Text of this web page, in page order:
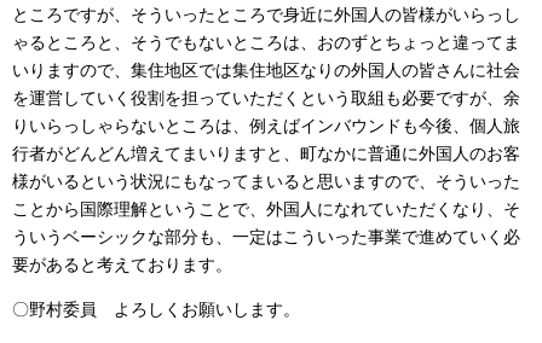
ところですが、そういったところで身近に外国人の皆様がいらっし
ゃるところと、そうでもないところは、おのずとちょっと違ってま
いりますので、集住地区では集住地区なりの外国人の皆さんに社会
を運営していく役割を担っていただくという取組も必要ですが、余
りいらっしゃらないところは、例えばインバウンドも今後、個人旅
行者がどんどん増えてまいりますと、町なかに普通に外国人のお客
様がいるという状況にもなってまいると思いますので、そういった
ことから国際理解ということで、外国人になれていただくなり、そ
ういうベーシックな部分も、一定はこういった事業で進めていく必
要があると考えております。
〇野村委員 よろしくお願いします。